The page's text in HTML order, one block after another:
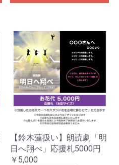
【鈴木蓮扱い】朗読劇「明
日へ翔べ」応援札5000円
￥5,000